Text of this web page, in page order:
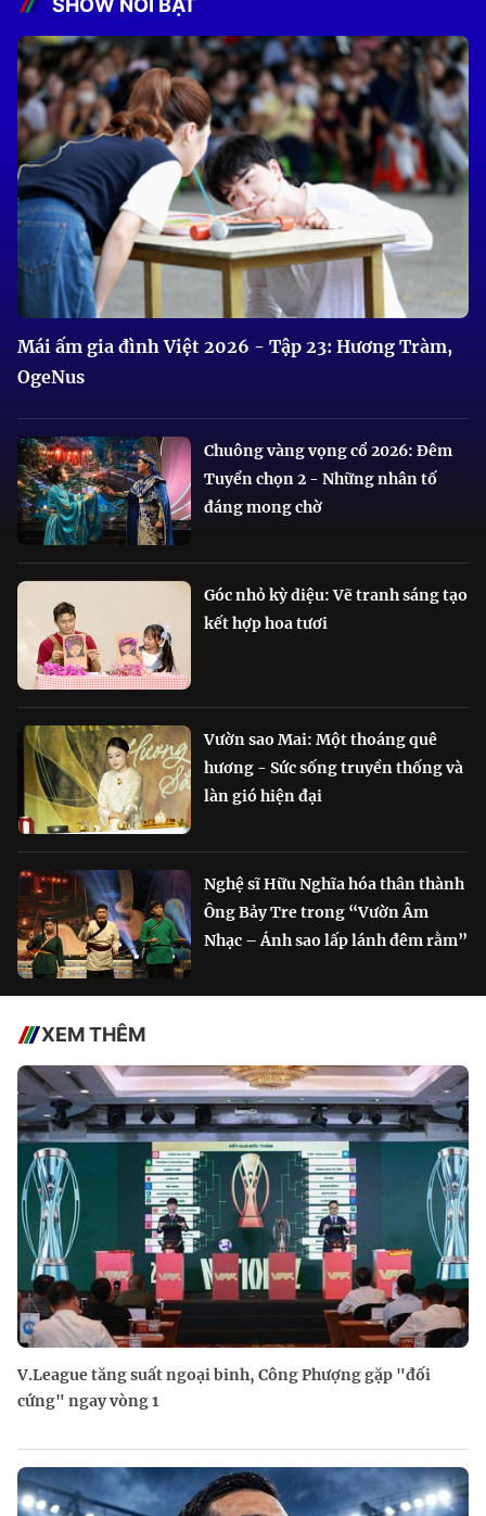
SHOW NỔI BẬT
Mái ấm gia đình Việt 2026 - Tập 23: Hương Tràm,
OgeNus
Chuông vàng vọng cổ 2026: Đêm
Tuyển chọn 2 - Những nhân tố
đáng mong chờ
Góc nhỏ kỳ diệu: Vẽ tranh sáng tạo
kết hợp hoa tươi
Vườn sao Mai: Một thoáng quê
hương - Sức sống truyền thống và
làn gió hiện đại
Nghệ sĩ Hữu Nghĩa hóa thân thành
Ông Bảy Tre trong “Vườn Âm
Nhạc – Ánh sao lấp lánh đêm rằm”
XEM THÊM
V.League tăng suất ngoại binh, Công Phượng gặp "đối
cứng" ngay vòng 1